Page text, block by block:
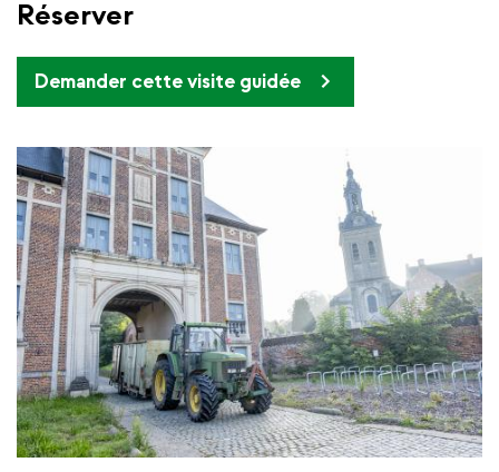
Réserver
Demander cette visite guidée